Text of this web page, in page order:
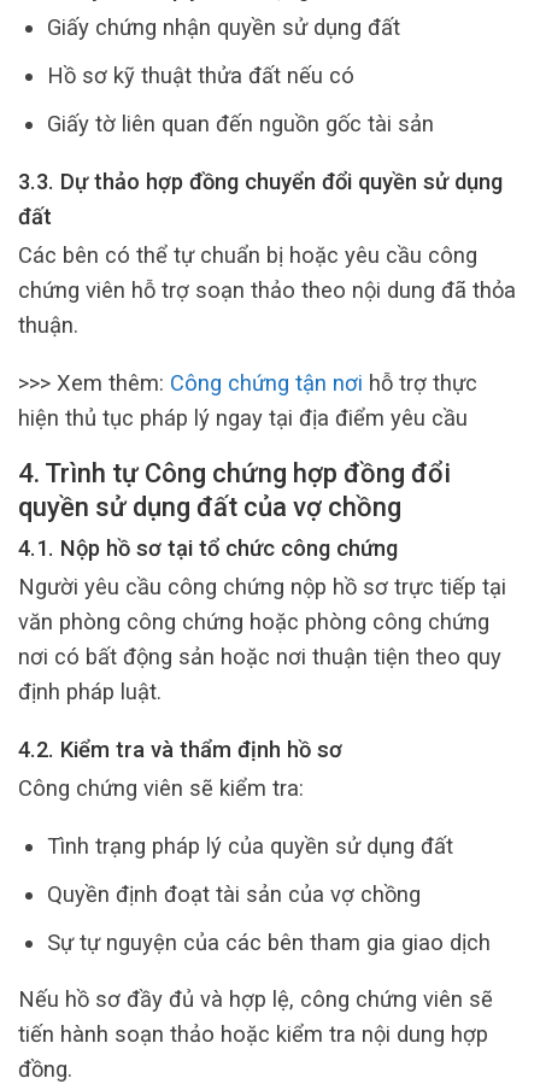
Giấy chứng nhận quyền sử dụng đất
Hồ sơ kỹ thuật thửa đất nếu có
Giấy tờ liên quan đến nguồn gốc tài sản
3.3. Dự thảo hợp đồng chuyển đổi quyền sử dụng
đất
Các bên có thể tự chuẩn bị hoặc yêu cầu công
chứng viên hỗ trợ soạn thảo theo nội dung đã thỏa
thuận.
>>> Xem thêm: Công chứng tận nơi hỗ trợ thực
hiện thủ tục pháp lý ngay tại địa điểm yêu cầu
4. Trình tự Công chứng hợp đồng đổi
quyền sử dụng đất của vợ chồng
4.1. Nộp hồ sơ tại tổ chức công chứng
Người yêu cầu công chứng nộp hồ sơ trực tiếp tại
văn phòng công chứng hoặc phòng công chứng
nơi có bất động sản hoặc nơi thuận tiện theo quy
định pháp luật.
4.2. Kiểm tra và thẩm định hồ sơ
Công chứng viên sẽ kiểm tra:
Tình trạng pháp lý của quyền sử dụng đất
Quyền định đoạt tài sản của vợ chồng
Sự tự nguyện của các bên tham gia giao dịch
Nếu hồ sơ đầy đủ và hợp lệ, công chứng viên sẽ
tiến hành soạn thảo hoặc kiểm tra nội dung hợp
đồng.